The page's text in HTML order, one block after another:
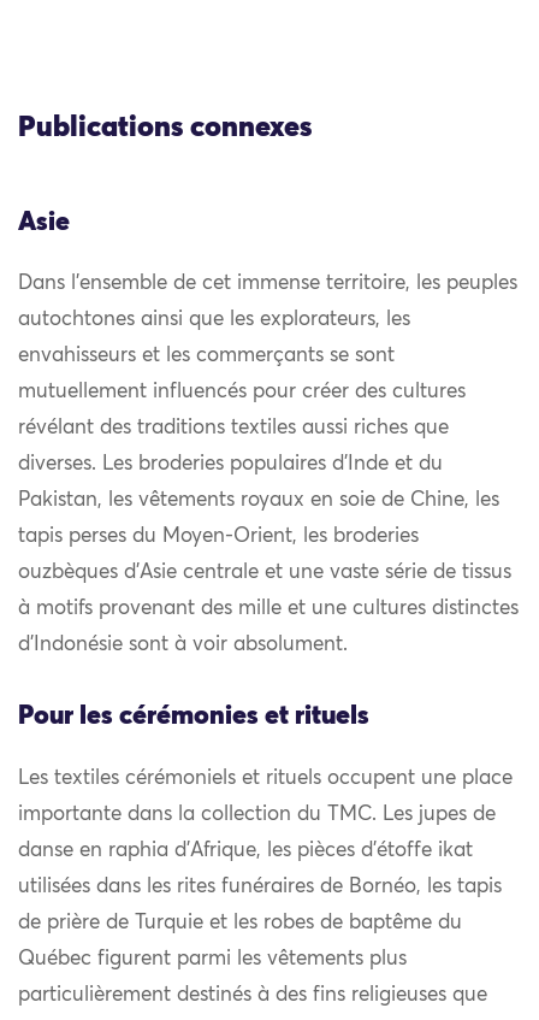
Publications connexes
Asie
Dans l’ensemble de cet immense territoire, les peuples
autochtones ainsi que les explorateurs, les
envahisseurs et les commerçants se sont
mutuellement influencés pour créer des cultures
révélant des traditions textiles aussi riches que
diverses. Les broderies populaires d’Inde et du
Pakistan, les vêtements royaux en soie de Chine, les
tapis perses du Moyen-Orient, les broderies
ouzbèques d’Asie centrale et une vaste série de tissus
à motifs provenant des mille et une cultures distinctes
d’Indonésie sont à voir absolument.
Pour les cérémonies et rituels
Les textiles cérémoniels et rituels occupent une place
importante dans la collection du TMC. Les jupes de
danse en raphia d’Afrique, les pièces d’étoffe ikat
utilisées dans les rites funéraires de Bornéo, les tapis
de prière de Turquie et les robes de baptême du
Québec figurent parmi les vêtements plus
particulièrement destinés à des fins religieuses que